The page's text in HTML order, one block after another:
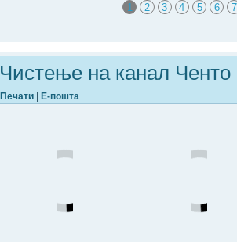
1 2 3 4 5 6 7
Чистење на канал
Печати Е-пошта